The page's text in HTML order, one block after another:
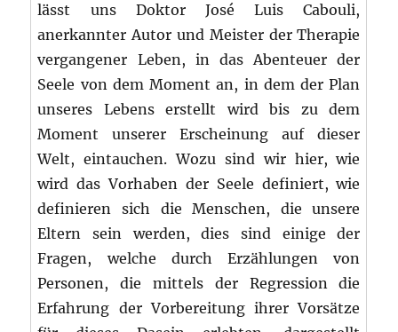
lässt uns Doktor José Luis Cabouli,
anerkannter Autor und Meister der Therapie
vergangener Leben, in das Abenteuer der
Seele von dem Moment an, in dem der Plan
unseres Lebens erstellt wird bis zu dem
Moment unserer Erscheinung auf dieser
Welt, eintauchen. Wozu sind wir hier, wie
wird das Vorhaben der Seele definiert, wie
definieren sich die Menschen, die unsere
Eltern sein werden, dies sind einige der
Fragen, welche durch Erzählungen von
Personen, die mittels der Regression die
Erfahrung der Vorbereitung ihrer Vorsätze